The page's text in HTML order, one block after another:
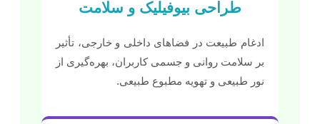
طراحی بیوفیلیک و سلامت
ادغام طبیعت در فضاهای داخلی و خارجی، تأثیر
بر سلامت روانی و جسمی کاربران، بهره‌گیری از
نور طبیعی و تهویه مطبوع طبیعی.